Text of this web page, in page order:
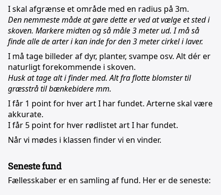
I skal afgrænse et område med en radius på 3m.
Den nemmeste måde at gøre dette er ved at vælge et sted i
skoven. Markere midten og så måle 3 meter ud. I må så
finde alle de arter i kan inde for den 3 meter cirkel i laver.
I må tage billeder af dyr, planter, svampe osv. Alt dér er
naturligt forekommende i skoven.
Husk at tage alt i finder med. Alt fra flotte blomster til
græsstrå til bænkebidere mm.
I får 1 point for hver art I har fundet. Arterne skal være
akkurate.
I får 5 point for hver rødlistet art I har fundet.
Når vi mødes i klassen finder vi en vinder.
Seneste fund
Fællesskaber er en samling af fund. Her er de seneste: